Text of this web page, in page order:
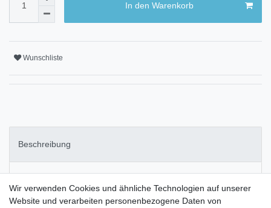
In den Warenkorb
Wunschliste
Beschreibung
Wir verwenden Cookies und ähnliche Technologien auf unserer
Website und verarbeiten personenbezogene Daten von